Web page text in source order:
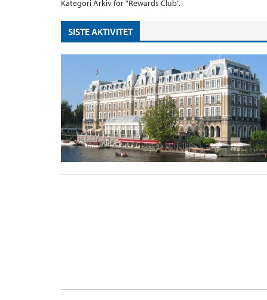
Kategori Arkiv for "Rewards Club".
SISTE AKTIVITET